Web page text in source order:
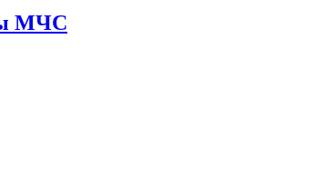
МЧС